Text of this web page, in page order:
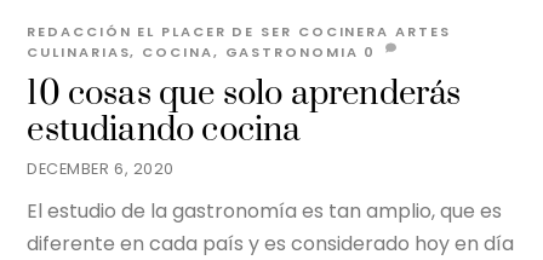
DECEMBER 6, 2020
10 cosas que solo aprenderás
estudiando cocina
REDACCIÓN EL PLACER DE SER COCINERA ARTES
CULINARIAS, COCINA, GASTRONOMIA 0
El estudio de la gastronomía es tan amplio, que es
diferente en cada país y es considerado hoy en día